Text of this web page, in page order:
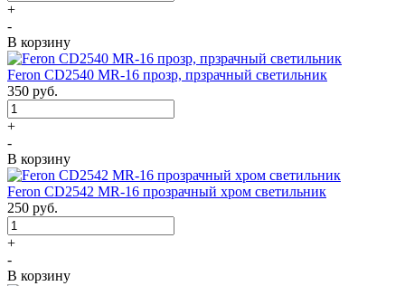
+
-
В корзину
Feron CD2540 MR-16 прозр, прзрачный светильник
350 руб.
+
-
В корзину
Feron CD2542 MR-16 прозрачный хром светильник
250 руб.
+
-
В корзину